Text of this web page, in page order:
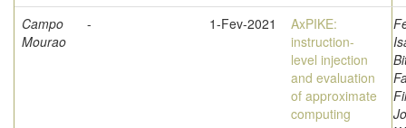
Campo
Mourao
- 1-Fev-2021
AxPIKE:
instruction-
level injection
and evaluation
of approximate
computing